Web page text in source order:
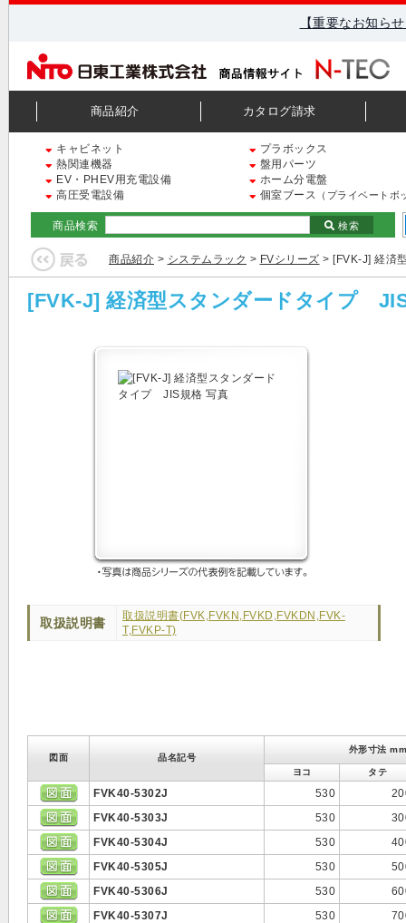
【重要なお知ら
商品紹介 カタログ請求
キャビネット
プラボックス
熱関連機器
盤用パーツ
EV・PHEV用充電設備
ホーム分電盤
高圧受電設備
個室ブース （プライベートボ
商品検索 検索
商品紹介 > システムラック > FVシリーズ > [FVK-J] 経済
[FVK-J] 経済型スタンダードタイプ
取扱説明書
取扱説明書(FVK,FVKN,FVKD,FVKDN,FVK-
T,FVKP-T)
図面 品名記号
外形寸法
ヨコ タテ
FVK40-5302J 530
FVK40-5303J
530
FVK40-5304J
530
FVK40-5305J
530
FVK40-5306J
530
FVK40-5307J
530